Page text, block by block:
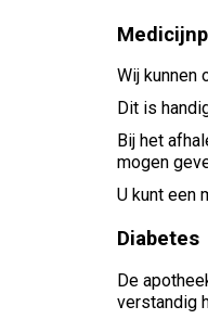
Wij kunnen
Dit is
Bij het
mogen
U kunt een
Diabetes
De
verstandig